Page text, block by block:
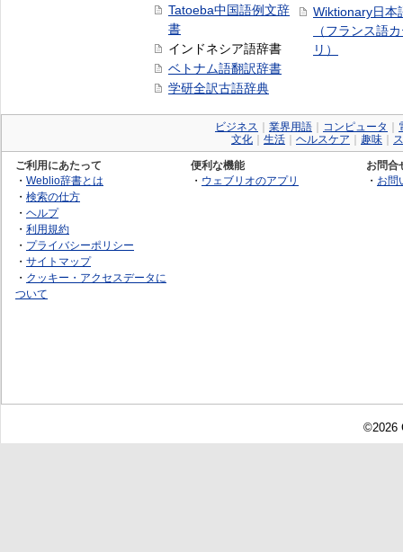
Tatoeba中国語例文辞
書
インドネシア語辞書
ベトナム語翻訳辞書
学研全訳古語辞典
Wiktionary日本
（フランス語
リ）
ビジネス 業界用語 コンピュータ
文化
生活 ヘルスケア 趣味
ご利用にあたって
・ Weblio辞書とは
・ 検索の仕方
・ ヘルプ
・ 利用規約
・ プライバシーポリシー
・ サイトマップ
・ クッキー・アクセスデータに
ついて
便利な機能
・ ウェブリオのアプリ
お問合
・ お問
©2026